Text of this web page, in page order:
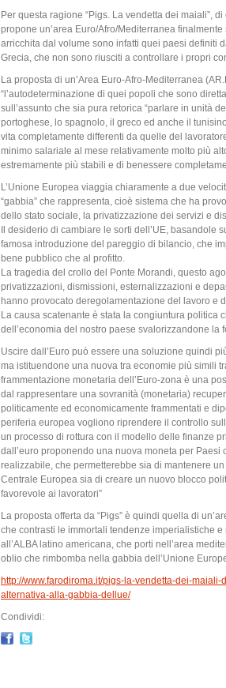
Per questa ragione “Pigs. La vendetta dei maiali”,
propone un’area Euro/Afro/Mediterranea
arricchita dal volume sono infatti quei paesi definiti
Grecia, che non sono riusciti a controllare i propri
La proposta di un’Area Euro-Afro-Mediterranea
“l’autodeterminazione di quei popoli che sono
sull’assunto che sia pura retorica “parlare in unità
portoghese, lo spagnolo, il greco ed anche il
vita completamente differenti da quelle del
minimo salariale al mese relativamente molto più
estremamente più stabili e di benessere
L’Unione Europea viaggia chiaramente a due
“gabbia” che rappresenta, cioè sistema che ha
dello stato sociale, la privatizzazione dei servizi e
Il desiderio di cambiare le sorti dell’UE,
famosa introduzione del pareggio di bilancio, che
bene pubblico che al profitto.
La tragedia del crollo del Ponte Morandi, questo
privatizzazioni, dismissioni, esternalizzazioni e
hanno provocato deregolamentazione del lavoro e
La causa scatenante è stata la congiuntura
dell’economia del nostro paese svalorizzandone la
Uscire dall’Euro può essere una soluzione quindi
ma istituendone una nuova tra economie più simili
frammentazione monetaria dell’Euro-zona è una
dal rappresentare una sovranità (monetaria)
politicamente ed economicamente frammentati e
periferia europea vogliono riprendere il controllo
un processo di rottura con il modello delle finanze
dall’euro proponendo una nuova moneta per
realizzabile, che permetterebbe sia di mantenere
Centrale Europea sia di creare un nuovo blocco
favorevole ai lavoratori”
La proposta offerta da “Pigs” è quindi quella di
che contrasti le immortali tendenze imperialistiche
all’ALBA latino americana, che porti nell’area
oblio che rimbomba nella gabbia dell’Unione
http://www.farodiroma.it/pigs-la-vendetta-dei-
alternativa-alla-gabbia-dellue/
Condividi: